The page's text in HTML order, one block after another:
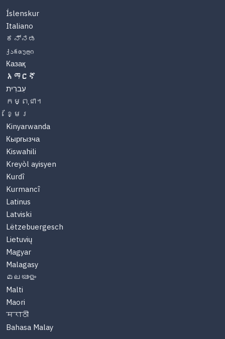
Íslenskur
Italiano
ಕನ್ನಡ
ქართული
Казақ
አማርኛ
עִברִית
កម្ពុជា។
ខ្មែរ
Kinyarwanda
Кыргызча
Kiswahili
Kreyòl ayisyen
Kurdî
Kurmancî
Latinus
Latviski
Lëtzebuergesch
Lietuvių
Magyar
Malagasy
മലയാളം
Malti
Maori
मराठी
Bahasa Malay